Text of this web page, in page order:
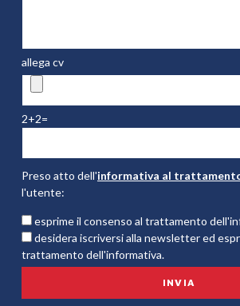
allega cv
2+2=
Preso atto dell'informativa al
l'utente:
esprime il consenso al trattamento
desidera iscriversi alla newsletter ed
trattamento dell'informativa.